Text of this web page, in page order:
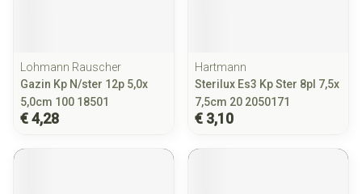
Lohmann Rauscher
Gazin Kp N/ster 12p 5,0x
5,0cm 100 18501
€ 4,28
Hartmann
Sterilux Es3 Kp Ster 8pl 7,5x
7,5cm 20 2050171
€ 3,10